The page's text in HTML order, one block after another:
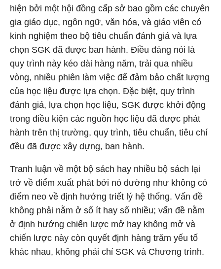
hiện bởi một hội đồng cấp sở bao gồm các chuyên
gia giáo dục, ngôn ngữ, văn hóa, và giáo viên có
kinh nghiệm theo bộ tiêu chuẩn đánh giá và lựa
chọn SGK đã được ban hành. Điều đáng nói là
quy trình này kéo dài hàng năm, trải qua nhiều
vòng, nhiều phiên làm việc để đảm bảo chất lượng
của học liệu được lựa chọn. Đặc biệt, quy trình
đánh giá, lựa chọn học liệu, SGK được khởi động
trong điều kiện các nguồn học liệu đã được phát
hành trên thị trường, quy trình, tiêu chuẩn, tiêu chí
đều đã được xây dựng, ban hành.
Tranh luận về một bộ sách hay nhiều bộ sách lại
trở về điểm xuất phát bởi nó dường như không có
điểm neo về định hướng triết lý hệ thống. Vấn đề
không phải nằm ở số ít hay số nhiều; vấn đề nằm
ở định hướng chiến lược mở hay không mở và
chiến lược này còn quyết định hàng trăm yếu tố
khác nhau, không phải chỉ SGK và Chương trình.